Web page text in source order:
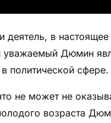
в
уважаемый Дюмин
политической сфере.
не может не
возраста